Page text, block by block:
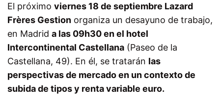
El próximo viernes 18 de septiembre Lazard
Frères Gestion organiza un desayuno de trabajo,
en Madrid a las 09h30 en el hotel
Intercontinental Castellana (Paseo de la
Castellana, 49). En él, se tratarán las
perspectivas de mercado en un contexto de
subida de tipos y renta variable euro.